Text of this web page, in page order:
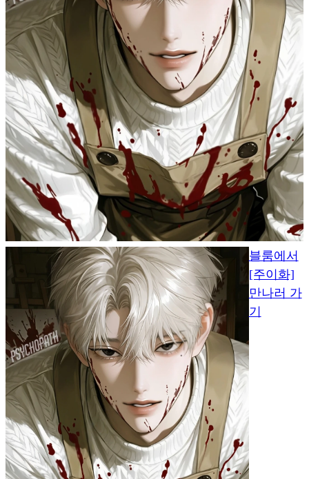
블룸에서
[주이화]
만나러 가
기